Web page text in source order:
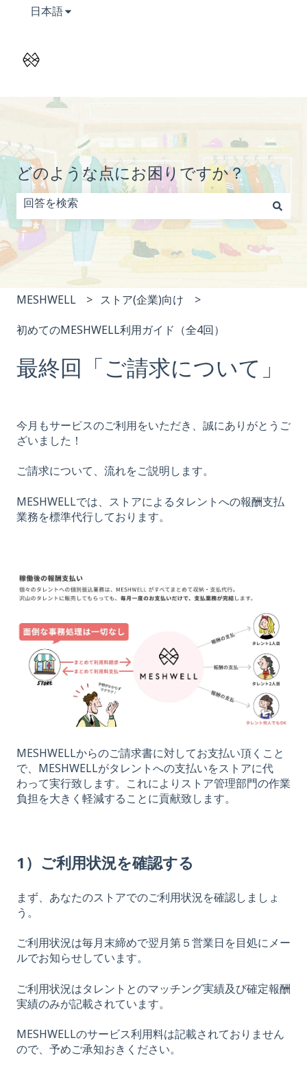
日本語翻訳のサブメニューを表示
どのような点にお困りですか？
検索フィールドが空なので、候補はありません。
MESHWELL
ストア(企業)向け
初めてのMESHWELL利用ガイド（全4回）
最終回「ご請求について」
今月もサービスのご利用をいただき、誠にありがとうご
ざいました！
ご請求について、流れをご説明します。
MESHWELLでは、ストアによるタレントへの報酬支払
業務を標準代行しております。
MESHWELLからのご請求書に対してお支払い頂くこと
で、MESHWELLがタレントへの支払いをストアに代
わって実行致します。これによりストア管理部門の作業
負担を大きく軽減することに貢献致します。
1）ご利用状況を確認する
まず、あなたのストアでのご利用状況を確認しましょ
う。
ご利用状況は毎月末締めで翌月第５営業日を目処にメー
ルでお知らせしています。
ご利用状況はタレントとのマッチング実績及び確定報酬
実績のみが記載されています。
MESHWELLのサービス利用料は記載されておりません
ので、予めご承知おきください。